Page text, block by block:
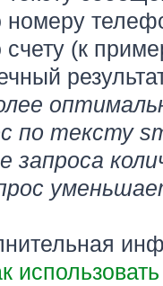
номеру
счету (к
по тексту
запроса